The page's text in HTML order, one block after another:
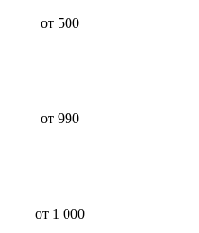
от 500
от 990
от 1 000